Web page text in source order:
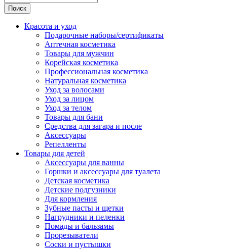
Поиск
Красота и уход
Подарочные наборы/сертификаты
Аптечная косметика
Товары для мужчин
Корейская косметика
Профессиональная косметика
Натуральная косметика
Уход за волосами
Уход за лицом
Уход за телом
Товары для бани
Средства для загара и после
Аксессуары
Репелленты
Товары для детей
Аксессуары для ванны
Горшки и аксессуары для туалета
Детская косметика
Детские подгузники
Для кормления
Зубные пасты и щетки
Нагрудники и пеленки
Помады и бальзамы
Прорезыватели
Соски и пустышки